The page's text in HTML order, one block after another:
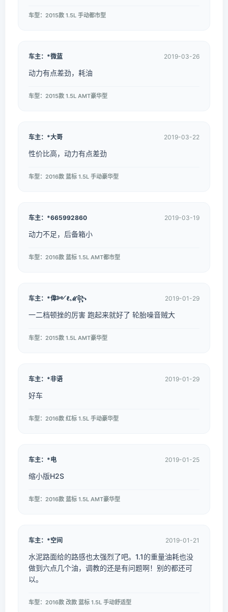
车型：2015款 1.5L 手动都市型
车主：*微蓝 2019-03-26
动力有点差劲，耗油
车型：2015款 1.5L AMT豪华型
车主：*大哥 2019-03-22
性价比高，动力有点差劲
车型：2016款 蓝标 1.5L 手动豪华型
车主：*665992860 2019-03-19
动力不足，后备箱小
车型：2016款 蓝标 1.5L AMT都市型
车主：*偉༻ℓℳ꧂ 2019-01-29
一二档顿挫的厉害 跑起来就好了 轮胎噪音贼大
车型：2015款 1.5L AMT豪华型
车主：*非语 2019-01-29
好车
车型：2016款 红标 1.5L 手动豪华型
车主：*电 2019-01-25
缩小版H2S
车型：2016款 蓝标 1.5L AMT豪华型
车主：*空间 2019-01-21
水泥路面给的路感也太强烈了吧。1.1的重量油耗也没
做到六点几个油，调教的还是有问题啊！别的都还可
以。
车型：2016款 改款 蓝标 1.5L 手动舒适型